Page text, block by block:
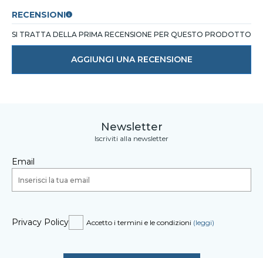
RECENSIONI
SI TRATTA DELLA PRIMA RECENSIONE PER QUESTO PRODOTTO
AGGIUNGI UNA RECENSIONE
Newsletter
Iscriviti alla newsletter
Email
Privacy Policy Accetto i termini e le condizioni (leggi)